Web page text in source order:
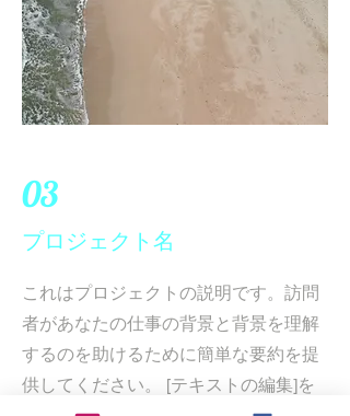
03
プロジェクト名
これはプロジェクトの説明です。訪問
者があなたの仕事の背景と背景を理解
するのを助けるために簡単な要約を提
供してください。 [テキストの編集]を